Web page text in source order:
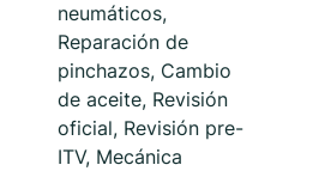
neumáticos,
Reparación de
pinchazos, Cambio
de aceite, Revisión
oficial, Revisión pre-
ITV, Mecánica